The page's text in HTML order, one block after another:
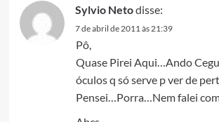
Sylvio Netodisse:
7 de abril de 2011 às 21:39
Pô,
Quase Pirei Aqui…Ando
óculos q só serve p ver de
Pensei…Porra…Nem falei